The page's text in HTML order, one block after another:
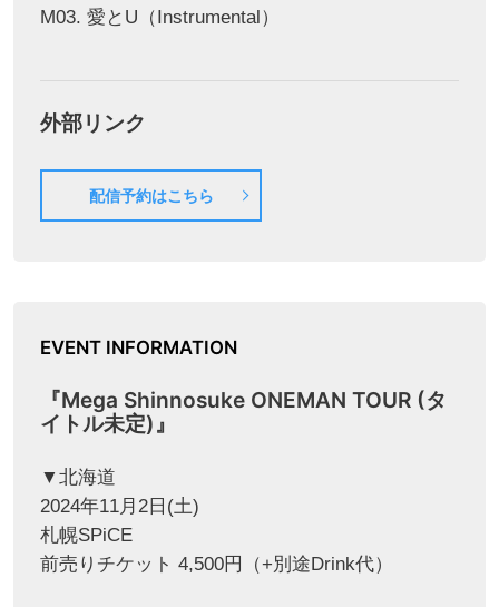
M03. 愛とU（Instrumental）
外部リンク
配信予約はこちら
EVENT INFORMATION
『Mega Shinnosuke ONEMAN TOUR (タ
イトル未定)』
▼北海道
2024年11月2日(土)
札幌SPiCE
前売りチケット 4,500円（+別途Drink代）